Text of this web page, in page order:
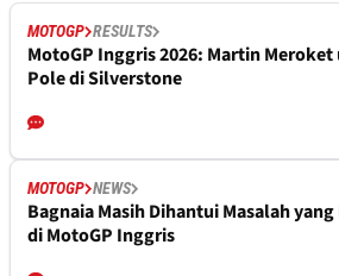
MOTOGP RESULTS
MotoGP Inggris 2026: Martin
Pole di Silverstone
MOTOGP NEWS
Bagnaia Masih Dihantui Masalah
di MotoGP Inggris